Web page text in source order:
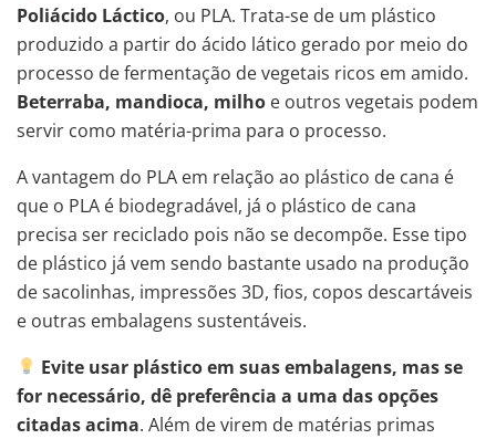
Poliácido Láctico, ou PLA. Trata-se de um plástico
produzido a partir do ácido lático gerado por meio do
processo de fermentação de vegetais ricos em amido.
Beterraba, mandioca, milho e outros vegetais podem
servir como matéria-prima para o processo.
A vantagem do PLA em relação ao plástico de cana é
que o PLA é biodegradável, já o plástico de cana
precisa ser reciclado pois não se decompõe. Esse tipo
de plástico já vem sendo bastante usado na produção
de sacolinhas, impressões 3D, fios, copos descartáveis
e outras embalagens sustentáveis.
Evite usar plástico em suas embalagens, mas se
for necessário, dê preferência a uma das opções
citadas acima. Além de virem de matérias primas